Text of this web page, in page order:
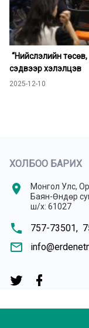
“Нийслэлийн
сэдвээр хэлэлцэв
2025-12-10
ХОЛБОО БАРИХ
location_on
Монгол Улс,
Баян-Өндөр
ш/х: 61027
phone 757-73501,
mail_outline